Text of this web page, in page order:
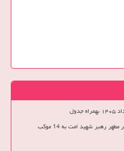
رهبر شهید امت به 14 موکب